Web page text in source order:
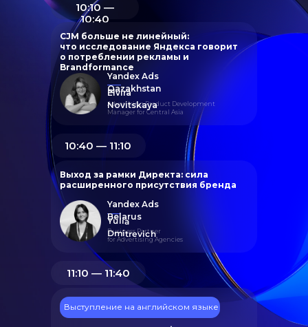
11:10 ― 11:40
10:40 ― 11:10
10:10 ―
10:40
Advertising Product Development
Manager for Central Asia
Elvira
Novitskaya
Yandex Ads
Qazakhstan
CJM больше не линейный:
что исследование Яндекса говорит
о потреблении рекламы и
Brandformance
Business Partner
for Advertising Agencies
Yulia
Dmitrevich
Yandex Ads
Belarus
Выход за рамки Директа: сила
расширенного присутствия бренда
Выступление на английском языке